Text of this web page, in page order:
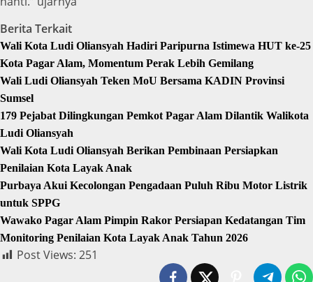
Berita Terkait
Wali Kota Ludi Oliansyah Hadiri Paripurna Istimewa HUT ke-25
Kota Pagar Alam, Momentum Perak Lebih Gemilang
Wali Ludi Oliansyah Teken MoU Bersama KADIN Provinsi
Sumsel
179 Pejabat Dilingkungan Pemkot Pagar Alam Dilantik Walikota
Ludi Oliansyah
Wali Kota Ludi Oliansyah Berikan Pembinaan Persiapkan
Penilaian Kota Layak Anak
Purbaya Akui Kecolongan Pengadaan Puluh Ribu Motor Listrik
untuk SPPG
Wawako Pagar Alam Pimpin Rakor Persiapan Kedatangan Tim
Monitoring Penilaian Kota Layak Anak Tahun 2026
Post Views: 251